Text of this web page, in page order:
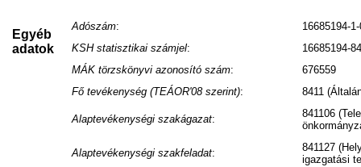
Egyéb
adatok
Adószám:
16685194-
KSH statisztikai számjel:
16685194-
MÁK törzskönyvi azonosító szám:
676559
Fő tevékenység (TEÁOR'08 szerint): 8411
Alaptevékenységi szakágazat:
841106
Alaptevékenységi szakfeladat:
841127
igazgatási